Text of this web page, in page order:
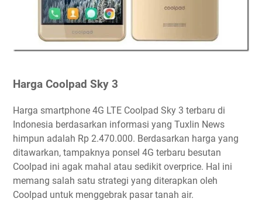
Harga Coolpad Sky 3
Harga smartphone 4G LTE Coolpad Sky 3 terbaru di
Indonesia berdasarkan informasi yang Tuxlin News
himpun adalah Rp 2.470.000. Berdasarkan harga yang
ditawarkan, tampaknya ponsel 4G terbaru besutan
Coolpad ini agak mahal atau sedikit overprice. Hal ini
memang salah satu strategi yang diterapkan oleh
Coolpad untuk menggebrak pasar tanah air.